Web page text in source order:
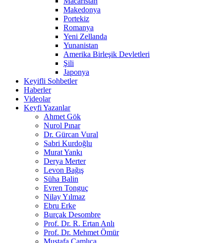
Makedonya
Portekiz
Romanya
Yeni Zellanda
Yunanistan
Amerika Birleşik Devletleri
Şili
Japonya
Keyifli Sohbetler
Haberler
Videolar
Keyfi Yazanlar
Ahmet Gök
Nurol Pınar
Dr. Gürcan Vural
Sabri Kurdoğlu
Murat Yankı
Derya Merter
Levon Bağış
Süha Balin
Evren Tonguç
Nilay Yılmaz
Ebru Erke
Burçak Desombre
Prof. Dr. R. Ertan Anlı
Prof. Dr. Mehmet Ömür
Mustafa Çamlıca